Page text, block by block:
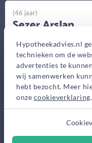
Hypotheekadvies.nl
technieken om de
advertenties te
wij samenwerken
hebt bezocht. Meer
onze cookieverklaring.
(46 jaar)
Sezer Arslan